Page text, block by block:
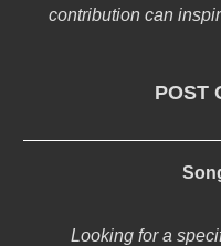
contribution can
POST
Looking for a